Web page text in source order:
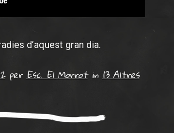
d’aquest gran dia.
perEsc. El Morrot in13 Altres